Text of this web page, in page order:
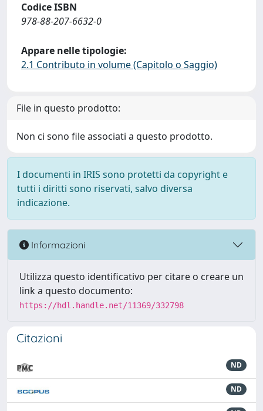
Codice ISBN
978-88-207-6632-0
Appare nelle tipologie:
2.1 Contributo in volume (Capitolo o Saggio)
File in questo prodotto:
Non ci sono file associati a questo prodotto.
I documenti in IRIS sono protetti da copyright e
tutti i diritti sono riservati, salvo diversa
indicazione.
Informazioni
Utilizza questo identificativo per citare o creare un
link a questo documento:
https://hdl.handle.net/11369/332798
Citazioni
ND
ND